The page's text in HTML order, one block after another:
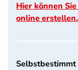
Hier können
online erstellen.
Selbstbestimmt